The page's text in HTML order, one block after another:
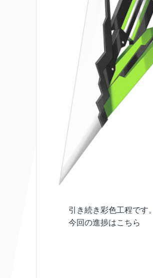
引き続き彩色工程です。
今回の進捗はこちら